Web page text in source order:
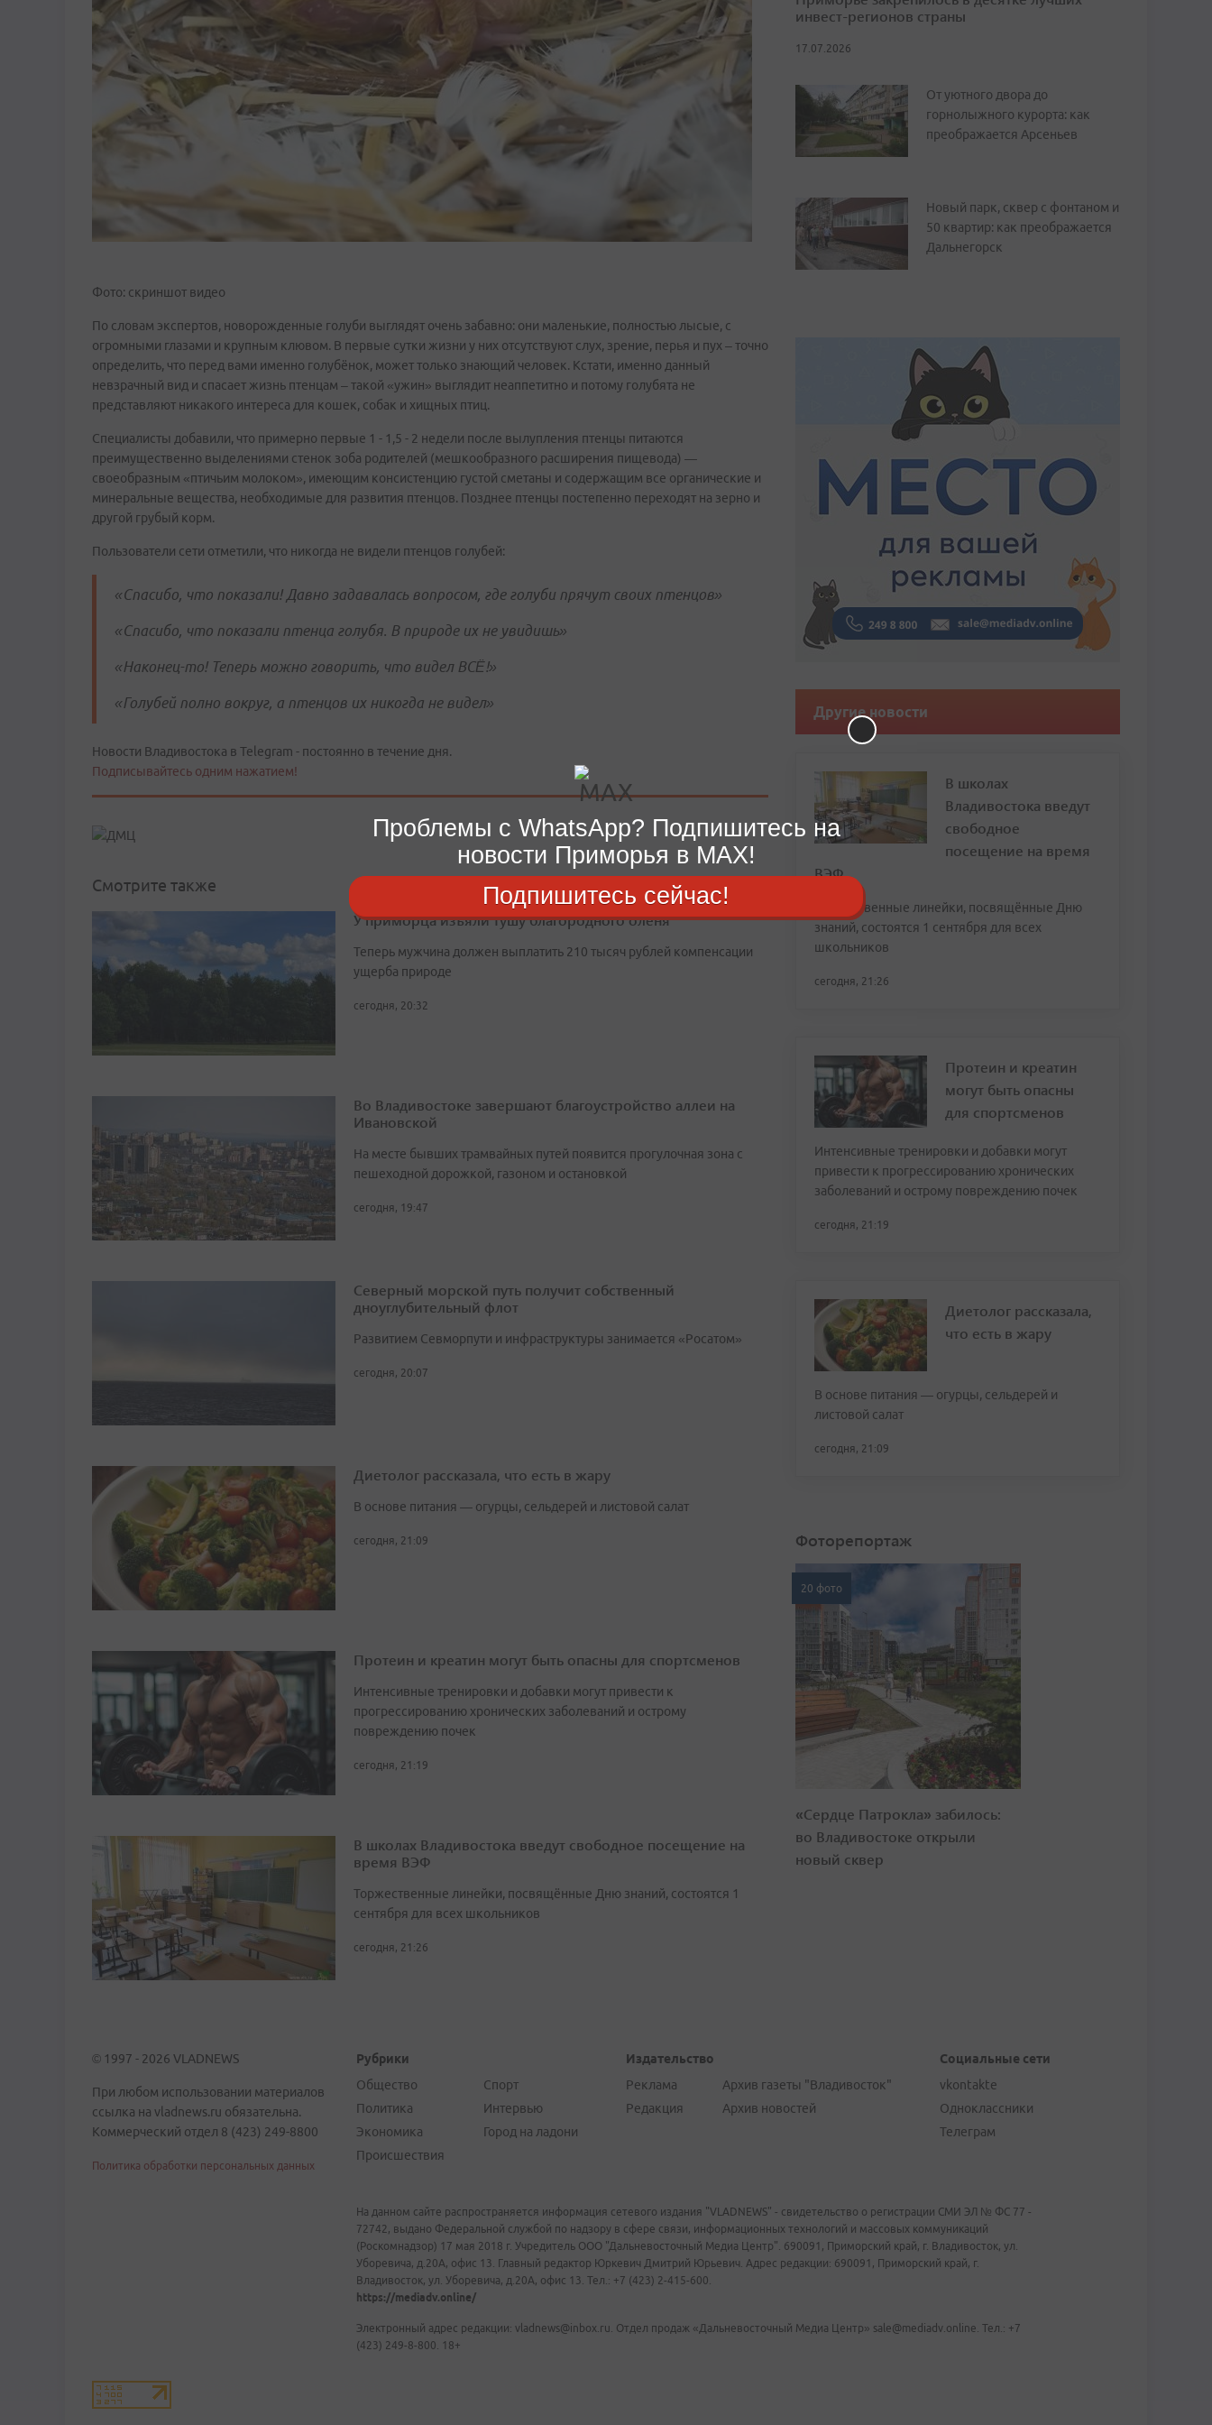
Фото: скриншот видео
По словам экспертов, новорожденные голуби выглядят очень забавно: они маленькие, полностью лысые, с
огромными глазами и крупным клювом. В первые сутки жизни у них отсутствуют слух, зрение, перья и пух – точно
определить, что перед вами именно голубёнок, может только знающий человек. Кстати, именно данный
невзрачный вид и спасает жизнь птенцам – такой «ужин» выглядит неаппетитно и потому голубята не
представляют никакого интереса для кошек, собак и хищных птиц.
Специалисты добавили, что примерно первые 1 - 1,5 - 2 недели после вылупления птенцы питаются
преимущественно выделениями стенок зоба родителей (мешкообразного расширения пищевода) —
своеобразным «птичьим молоком», имеющим консистенцию густой сметаны и содержащим все органические и
минеральные вещества, необходимые для развития птенцов. Позднее птенцы постепенно переходят на зерно и
другой грубый корм.
Пользователи сети отметили, что никогда не видели птенцов голубей:
«Спасибо, что показали! Давно задавалась вопросом, где голуби прячут своих птенцов»
«Спасибо, что показали птенца голубя. В природе их не увидишь»
«Наконец-то! Теперь можно говорить, что видел ВСË!»
«Голубей полно вокруг, а птенцов их никогда не видел»
Новости Владивостока в Telegram - постоянно в течение дня.
Подписывайтесь одним нажатием!
Смотрите также
У приморца изъяли тушу благородного оленя
Теперь мужчина должен выплатить 210 тысяч рублей компенсации
ущерба природе
сегодня, 20:32
Во Владивостоке завершают благоустройство аллеи на
Ивановской
На месте бывших трамвайных путей появится прогулочная зона с
пешеходной дорожкой, газоном и остановкой
сегодня, 19:47
Северный морской путь получит собственный
дноуглубительный флот
Развитием Севморпути и инфраструктуры занимается «Росатом»
сегодня, 20:07
Диетолог рассказала, что есть в жару
В основе питания — огурцы, сельдерей и листовой салат
сегодня, 21:09
Протеин и креатин могут быть опасны для спортсменов
Интенсивные тренировки и добавки могут привести к
прогрессированию хронических заболеваний и острому
повреждению почек
сегодня, 21:19
В школах Владивостока введут свободное посещение на
время ВЭФ
Торжественные линейки, посвящённые Дню знаний, состоятся 1
сентября для всех школьников
сегодня, 21:26
инвест-регионов страны
17.07.2026
От уютного двора до
горнолыжного курорта: как
преображается Арсеньев
Новый парк, сквер с фонтаном и
50 квартир: как преображается
Дальнегорск
Другие новости
В школах
Владивостока введут
свободное
посещение на время
ВЭФ
Торжественные линейки, посвящённые Дню
знаний, состоятся 1 сентября для всех
школьников
сегодня, 21:26
Протеин и креатин
могут быть опасны
для спортсменов
Интенсивные тренировки и добавки могут
привести к прогрессированию хронических
заболеваний и острому повреждению почек
сегодня, 21:19
Диетолог рассказала,
что есть в жару
В основе питания — огурцы, сельдерей и
листовой салат
сегодня, 21:09
Фоторепортаж
20 фото
«Сердце Патрокла» забилось:
во Владивостоке открыли
новый сквер
© 1997 - 2026 VLADNEWS
При любом использовании материалов
ссылка на vladnews.ru обязательна.
Коммерческий отдел 8 (423) 249-8800
Политика обработки персональных данных
Рубрики
Общество
Политика
Экономика
Происшествия
Спорт
Интервью
Город на ладони
Издательство
Реклама
Редакция
Архив газеты "Владивосток"
Архив новостей
Социальные сети
vkontakte
Одноклассники
Телеграм
На данном сайте распространяется информация сетевого издания "VLADNEWS" - свидетельство о регистрации СМИ ЭЛ № ФС 77 -
72742, выдано Федеральной службой по надзору в сфере связи, информационных технологий и массовых коммуникаций
(Роскомнадзор) 17 мая 2018 г. Учредитель ООО "Дальневосточный Медиа Центр". 690091, Приморский край, г. Владивосток, ул.
Уборевича, д.20А, офис 13. Главный редактор Юркевич Дмитрий Юрьевич. Адрес редакции: 690091, Приморский край, г.
Владивосток, ул. Уборевича, д.20А, офис 13. Тел.: +7 (423) 2-415-600.
https://mediadv.online/
Электронный адрес редакции: vladnews@inbox.ru. Отдел продаж «Дальневосточный Медиа Центр» sale@mediadv.online. Тел.: +7
(423) 249-8-800. 18+
Проблемы с WhatsApp? Подпишитесь на
новости Приморья в MAX!
Подпишитесь сейчас!